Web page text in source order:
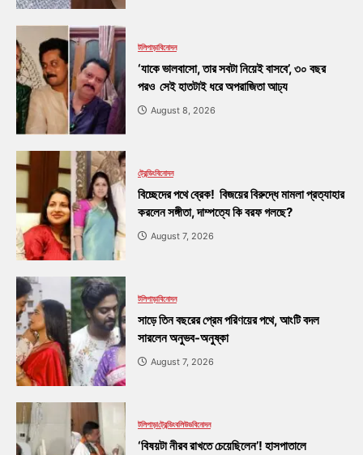
টলিপাড়াবিনোদন
‘যাকে ভালবাসো, তার সবটা নিয়েই বাসবে’, ৩০ বছর
পরও সেই হাতটাই ধরে অপরাজিতা আঢ্য
August 8, 2026
ট্রেন্ডিংবিনোদন
বিচ্ছেদের পথে ব্রেক! বিজয়ের বিরুদ্ধে মামলা প্রত্যাহার
করলেন সঙ্গীতা, দাম্পত্যে কি বরফ গলছে?
August 7, 2026
টলিপাড়াবিনোদন
সাড়ে তিন বছরের প্রেম পরিণয়ের পথে, আংটি বদল
সারলেন অনুভব-অনুষ্কা
August 7, 2026
টলিপাড়াট্রেন্ডিংবলিউডবিনোদন
‘বিষয়টা নীরব রাখতে চেয়েছিলেন’! হাসপাতালে